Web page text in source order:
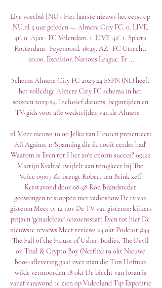
Live voetbal | NU - Het laatste nieuws het eerst op
NU.nl 5 uur geleden — Almere City FC. 0. LIVE.
41'. 0. Ajax · FC Volendam. 1. LIVE. 42'. 1. Sparta
Rotterdam · Feyenoord. 16:45. AZ · FC Utrecht.
20:00. Excelsior. Nations League. Er ...
Schema Almere City FC 2023-24 ESPN (NL) heeft
het volledige Almere City FC schema in het
seizoen 2023-24. Inclusief datums, begintijden en
TV-gids voor alle wedstrijden van de Almere ...
nl Meer nieuws 10:00 Jelka van Houten presenteert
All Against 1: 'Spanning die ik nooit eerder had'
Waarom is Even tot Hier zo'n enorm succes? 09:22
Martijn Krabbé twijfelt aan terugkeer bij The
Voice 09:07 Zo brengt Robert ten Brink zelf
Kerstavond door 08:58 Ron Brandsteder
gedwongen te stoppen met radioshow De tv van
gisteren Meer tv 12 nov De TV van gisteren: kijkers
prijzen 'genadeloze' seizoensstart Even tot hier De
nieuwste reviews Meer reviews 24 okt Podcast #44:
The Fall of the House of Usher, Bodies, The Devil
on Trial & Crypto Boy (Netflix) 19 okt Nieuwe
Boos-aflevering gaat over man die Tim Hofman
wilde vermoorden 18 okt De biecht van Joran is
vanaf vanavond te zien op Videoland Tip Expeditie